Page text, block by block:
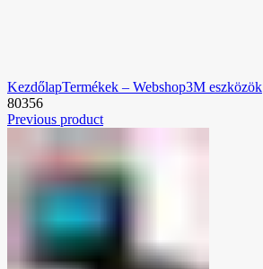
KezdőlapTermékek – Webshop3M eszközök
80356
Previous product